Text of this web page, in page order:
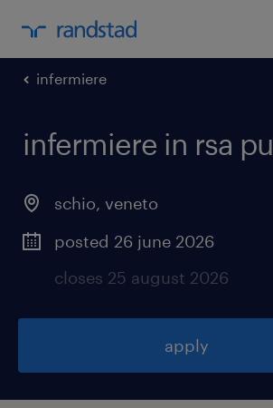
infermiere
infermiere in rsa
schio, veneto
posted 26 june 2026
closes 25 august 2026
apply